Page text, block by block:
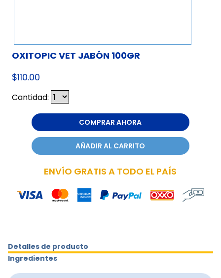
OXITOPIC VET JABÓN 100GR
$110.00
Cantidad:
COMPRAR AHORA
AÑADIR AL CARRITO
ENVÍO GRATIS A TODO EL PAÍS
Detalles de producto
Ingredientes